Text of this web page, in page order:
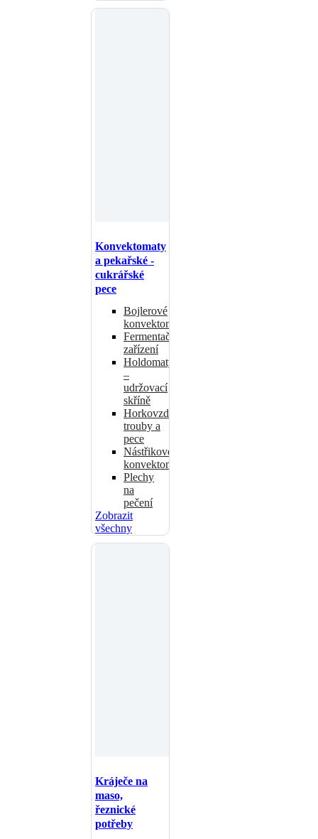
Konvektomaty
a pekařské -
cukrářské
pece
Bojlerové
konvektomaty
Fermentační
zařízení
Holdomaty
–
udržovací
skříně
Horkovzdušné
trouby a
pece
Nástřikové
konvektomaty
Plechy
na
pečení
Zobrazit
všechny
Kráječe na
maso,
řeznické
potřeby